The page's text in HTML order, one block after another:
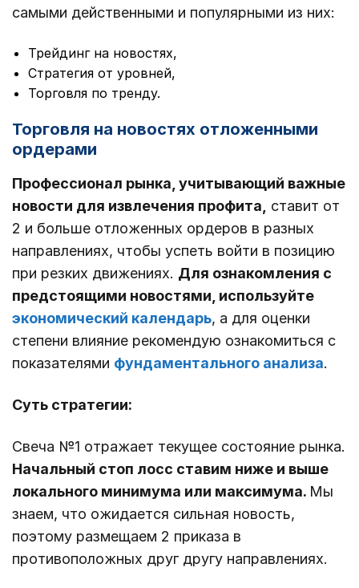
самыми действенными и популярными из них:
Трейдинг на новостях,
Стратегия от уровней,
Торговля по тренду.
Торговля на новостях отложенными
ордерами
Профессионал рынка, учитывающий важные
новости для извлечения профита, ставит от
2 и больше отложенных ордеров в разных
направлениях, чтобы успеть войти в позицию
при резких движениях. Для ознакомления с
предстоящими новостями, используйте
экономический календарь, а для оценки
степени влияние рекомендую ознакомиться с
показателями фундаментального анализа.
Суть стратегии:
Свеча №1 отражает текущее состояние рынка.
Начальный стоп лосс ставим ниже и выше
локального минимума или максимума. Мы
знаем, что ожидается сильная новость,
поэтому размещаем 2 приказа в
противоположных друг другу направлениях.